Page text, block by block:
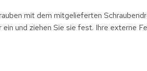
mit dem mitgelieferten
und ziehen Sie sie fest. Ihre externe